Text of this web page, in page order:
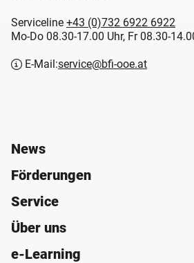
Serviceline +43 (0)732 6922 6922
Mo-Do 08.30-17.00 Uhr, Fr 08.30-
E-Mail:service@bfi-ooe.at
News
Förderungen
Service
Über uns
e-Learning